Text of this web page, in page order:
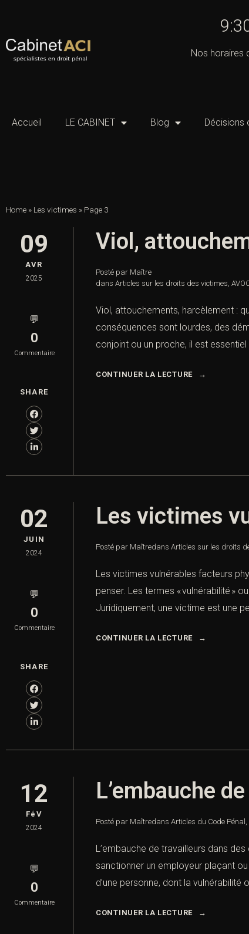
Nos horaires
Accueil LE CABINET Blog Décisions
Home » Les victimes » Page 3
09
AVR
2025
💬
0
Commentaire
SHARE
Viol,
Posté par Maître
dans Articles sur les droits des victimes,
Viol, attouchements, harcèlement :
conséquences sont lourdes, des
conjoint ou un proche, il est essentiel
CONTINUER LA LECTURE
02
JUIN
2024
💬
0
Commentaire
SHARE
Les victimes
Posté par Maîtredans Articles sur les droits
Les victimes vulnérables facteurs
penser. Les termes « vulnérabilité »
Juridiquement, une victime est une
CONTINUER LA LECTURE
12
FéV
2024
💬
0
Commentaire
L’embauche
Posté par Maîtredans Articles du Code Pénal ,
L’embauche de travailleurs dans
sanctionner un employeur plaçant
d’une personne, dont la
CONTINUER LA LECTURE